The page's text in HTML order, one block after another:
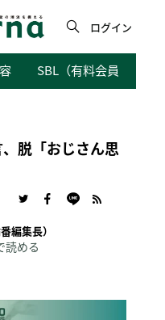
ログイン
SBL（有料会員向けサ
脱「おじさん思
編集長）
読める